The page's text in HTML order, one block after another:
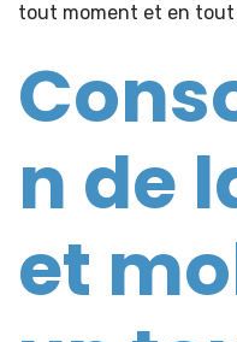
tout moment et en tout
n de
et